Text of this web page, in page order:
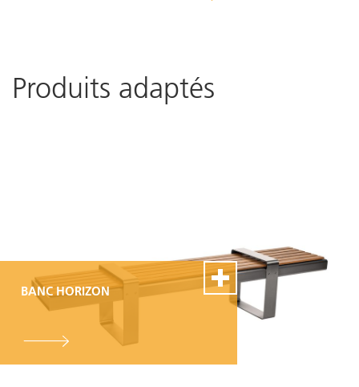
Produits adaptés
BANC HORIZON
100% Swiss Made
Personnalisable
Excellent service de